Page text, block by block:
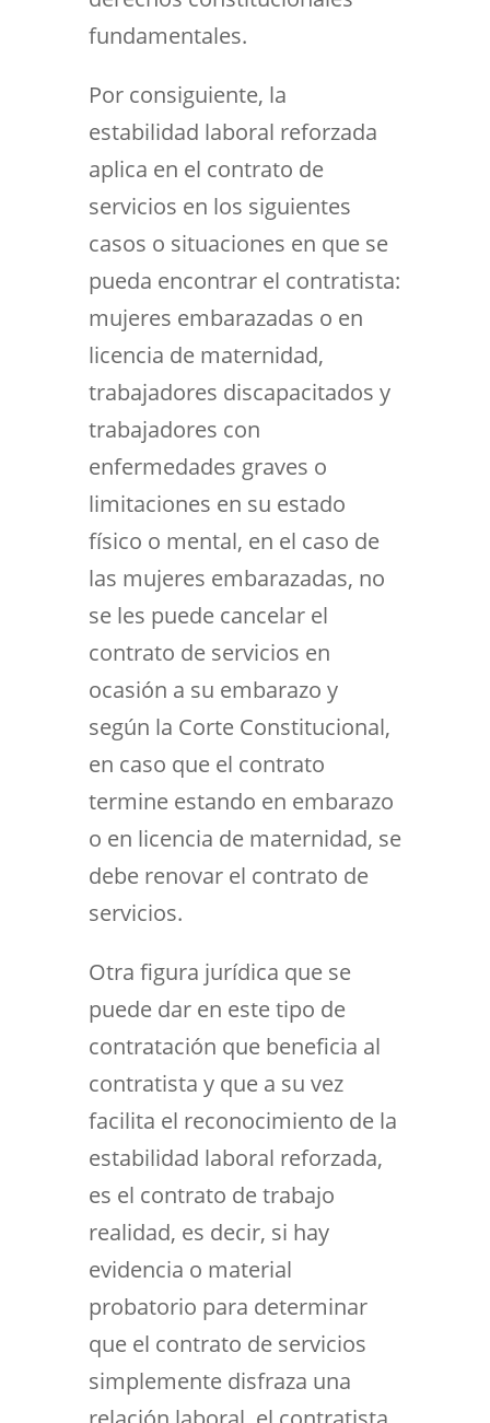
fundamentales.
Por consiguiente, la
estabilidad laboral reforzada
aplica en el contrato de
servicios en los siguientes
casos o situaciones en que se
pueda encontrar el contratista:
mujeres embarazadas o en
licencia de maternidad,
trabajadores discapacitados y
trabajadores con
enfermedades graves o
limitaciones en su estado
físico o mental, en el caso de
las mujeres embarazadas, no
se les puede cancelar el
contrato de servicios en
ocasión a su embarazo y
según la Corte Constitucional,
en caso que el contrato
termine estando en embarazo
o en licencia de maternidad, se
debe renovar el contrato de
servicios.
Otra figura jurídica que se
puede dar en este tipo de
contratación que beneficia al
contratista y que a su vez
facilita el reconocimiento de la
estabilidad laboral reforzada,
es el contrato de trabajo
realidad, es decir, si hay
evidencia o material
probatorio para determinar
que el contrato de servicios
simplemente disfraza una